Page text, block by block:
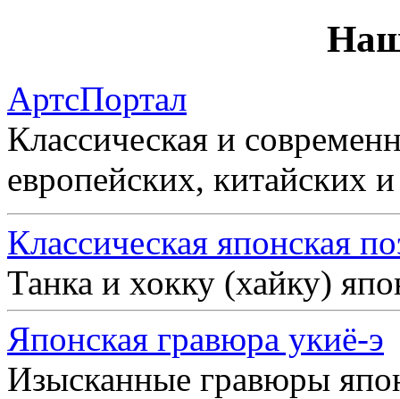
АртсПортал
Классическая и
европейских, китайских
Классическая японская
Танка и хокку (хайку)
Японская гравюра укиё-э
Изысканные гравюры